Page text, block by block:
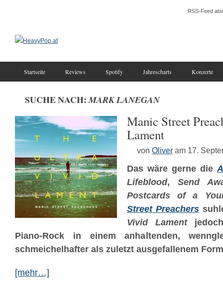
RSS-Feed
Startseite Reviews Spotify Jahrescharts Konzerte
SUCHE NACH:MARK LANEGAN
Manic Street
Lament
von Oliver am 17.
Das wäre gerne die
Lifeblood, Send
Postcards of a
Street Preachers
Vivid Lamentjedoch
Piano-Rock in einem anhaltenden,
schmeichelhafter als zuletzt ausgefallenem
[mehr…]